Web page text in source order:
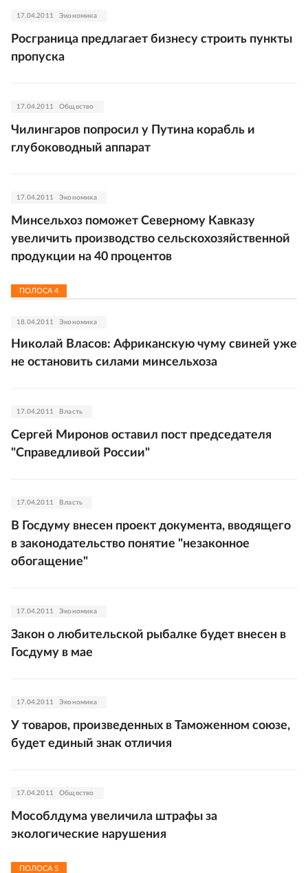
17.04.2011 Экономика
Росграница предлагает бизнесу строить пункты
пропуска
17.04.2011 Общество
Чилингаров попросил у Путина корабль и
глубоководный аппарат
17.04.2011 Экономика
Минсельхоз поможет Северному Кавказу
увеличить производство сельскохозяйственной
продукции на 40 процентов
ПОЛОСА 4
18.04.2011 Экономика
Николай Власов: Африканскую чуму свиней уже
не остановить силами минсельхоза
17.04.2011 Власть
Сергей Миронов оставил пост председателя
"Справедливой России"
17.04.2011 Власть
В Госдуму внесен проект документа, вводящего
в законодательство понятие "незаконное
обогащение"
17.04.2011 Экономика
Закон о любительской рыбалке будет внесен в
Госдуму в мае
17.04.2011 Экономика
У товаров, произведенных в Таможенном союзе,
будет единый знак отличия
17.04.2011 Общество
Мособлдума увеличила штрафы за
экологические нарушения
ПОЛОСА 5